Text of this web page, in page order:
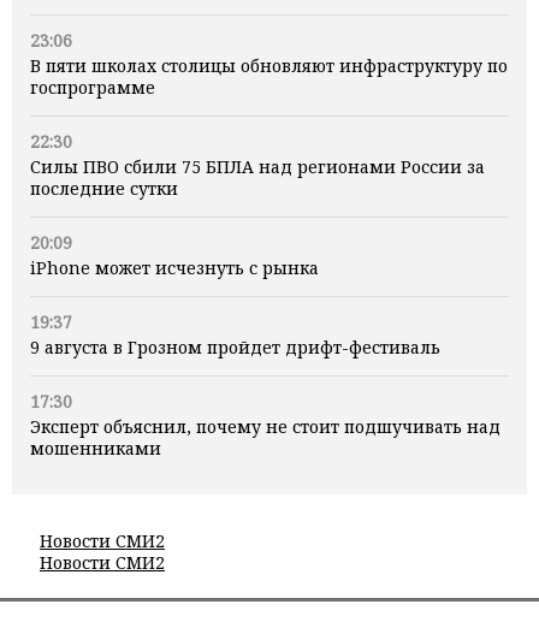
23:06
В пяти школах столицы обновляют инфраструктуру по
госпрограмме
22:30
Силы ПВО сбили 75 БПЛА над регионами России за
последние сутки
20:09
iPhone может исчезнуть с рынка
19:37
9 августа в Грозном пройдет дрифт-фестиваль
17:30
Эксперт объяснил, почему не стоит подшучивать над
мошенниками
Новости СМИ2
Новости СМИ2